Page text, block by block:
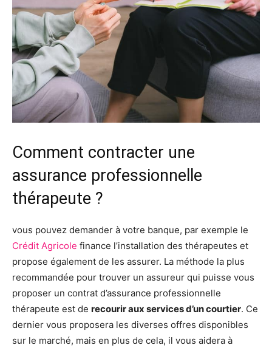
Comment contracter une
assurance professionnelle
thérapeute ?
vous pouvez demander à votre banque, par exemple le
Crédit Agricole finance l’installation des thérapeutes et
propose également de les assurer. La méthode la plus
recommandée pour trouver un assureur qui puisse vous
proposer un contrat d’assurance professionnelle
thérapeute est de recourir aux services d’un courtier. Ce
dernier vous proposera les diverses offres disponibles
sur le marché, mais en plus de cela, il vous aidera à